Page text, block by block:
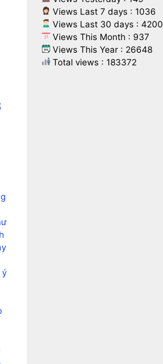
ý
Views Last 7 days : 1036
Views Last 30 days : 4200
Views This Month : 937
Views This Year : 26648
Total views : 183372